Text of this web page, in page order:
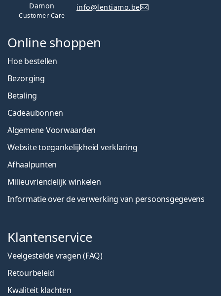
Damon
Customer Care
info@lentiamo.be
Online shoppen
Hoe bestellen
Bezorging
Betaling
Cadeaubonnen
Algemene Voorwaarden
Website toegankelijkheid verklaring
Afhaalpunten
Milieuvriendelijk winkelen
Informatie over de verwerking van persoonsgegevens
Klantenservice
Veelgestelde vragen (FAQ)
Retourbeleid
Kwaliteit klachten